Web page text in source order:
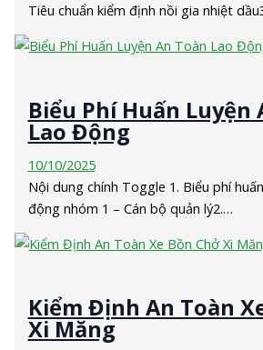
Tiêu chuẩn kiểm định nồi gia nhiệt
Biểu Phí Huấn Luyện
Lao Động
10/10/2025
Nội dung chính Toggle 1. Biểu phí
động nhóm 1 – Cán bộ quản lý2.…
Kiểm Định An Toàn
Xi Măng